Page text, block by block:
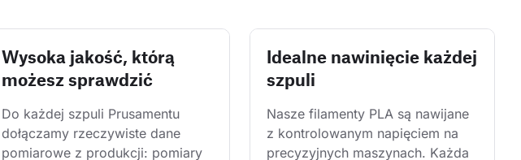
Wysoka jakość, którą
możesz sprawdzić
Do każdej szpuli Prusamentu
dołączamy rzeczywiste dane
pomiarowe z produkcji: pomiary
Idealne nawinięcie każdej
szpuli
Nasze filamenty PLA są nawijane
z kontrolowanym napięciem na
precyzyjnych maszynach. Każda